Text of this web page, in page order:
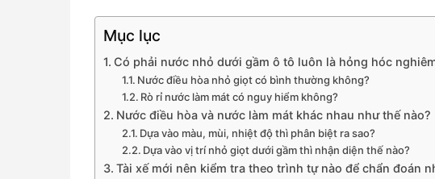
Mục lục
Có phải nước nhỏ dưới gầm ô tô luôn là hỏng hóc
Nước điều hòa nhỏ giọt có bình thường không?
Rò rỉ nước làm mát có nguy hiểm không?
Nước điều hòa và nước làm mát khác nhau như thế nào?
Dựa vào màu, mùi, nhiệt độ thì phân biệt ra sao?
Dựa vào vị trí nhỏ giọt dưới gầm thì nhận diện thế nào?
Tài xế mới nên kiểm tra theo trình tự nào để chẩn đoán